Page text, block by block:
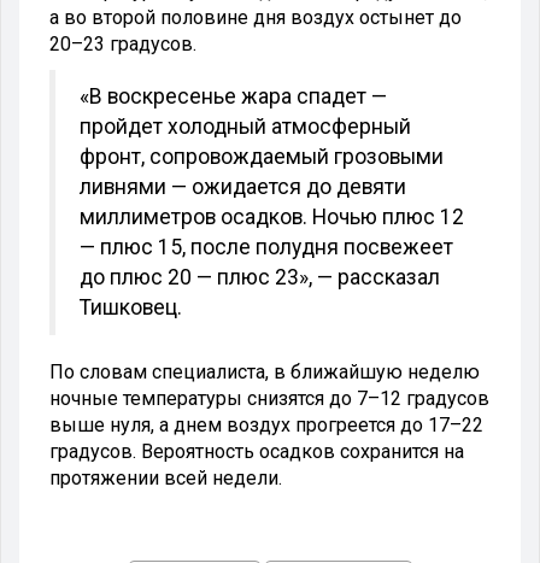
а во второй половине дня воздух остынет до
20–23 градусов.
«В воскресенье жара спадет —
пройдет холодный атмосферный
фронт, сопровождаемый грозовыми
ливнями — ожидается до девяти
миллиметров осадков. Ночью плюс 12
— плюс 15, после полудня посвежеет
до плюс 20 — плюс 23», — рассказал
Тишковец.
По словам специалиста, в ближайшую неделю
ночные температуры снизятся до 7–12 градусов
выше нуля, а днем воздух прогреется до 17–22
градусов. Вероятность осадков сохранится на
протяжении всей недели.